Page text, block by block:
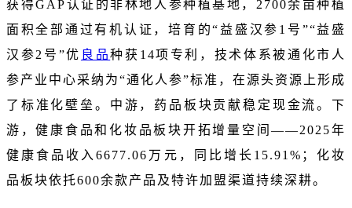
获得GAP认证的非林地人参种植基地，2700余亩种植
面积全部通过有机认证，培育的“益盛汉参1号”“益盛
汉参2号”优 良品种获14项专利，技术体系被通化市人
参产业中心采纳为“通化人参”标准，在源头资源上形成
了标准化壁垒。中游，药品板块贡献稳定现金流。下
游，健康食品和化妆品板块开拓增量空间——2025年
健康食品收入6677.06万元，同比增长15.91%；化妆
品板块依托600余款产品及特许加盟渠道持续深耕。